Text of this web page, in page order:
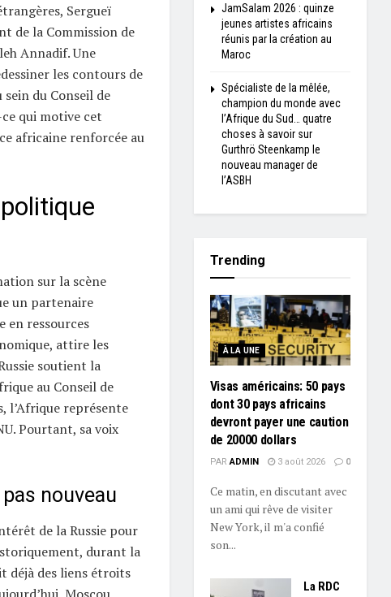
Sergueï
de la Commission de
Annadif. Une
les contours de
du Conseil de
ce qui motive cet
africaine renforcée au
sur la scène
un partenaire
en ressources
attire les
soutient la
au Conseil de
l’Afrique représente
Pourtant, sa voix
nouveau
de la Russie pour
durant la
déjà des liens étroits
JamSalam 2026 : quinze
jeunes artistes africains
réunis par la création au
Maroc
Spécialiste de la mêlée,
champion du monde avec
l’Afrique du Sud… quatre
choses à savoir sur
Gurthrö Steenkamp le
nouveau manager de
l’ASBH
Trending
À LA UNE
Visas américains: 50 pays
dont 30 pays africains
devront payer une caution
de 20000 dollars
PAR ADMIN 3 août 2026 0
Ce matin, en discutant avec
un ami qui rêve de visiter
New York, il m'a confié
son...
La RDC